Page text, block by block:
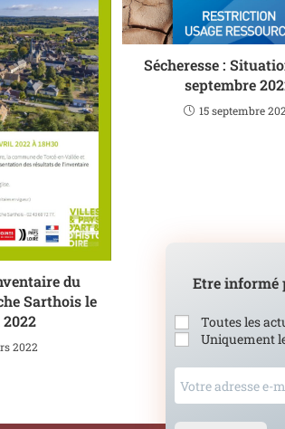
Etre informé
Toutes les
Uniquement
Votre
adresse
e-
du
Sarthois le
2022
Sécheresse :
septembre
15 septembre